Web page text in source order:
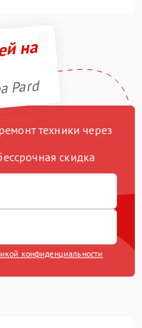
на
Pard
техники через
скидка
конфиденциальности